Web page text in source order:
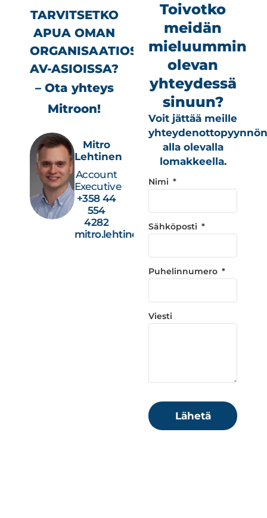
TARVITSETKO
APUA OMAN
ORGANISAATIOSI
AV-ASIOISSA?
– Ota yhteys
Mitroon!
Mitro
Lehtinen
Account
Executive
+358 44
554
4282
mitro.lehtinen@studiotec.fi
Toivotko
meidän
mieluummin
olevan
yhteydessä
sinuun?
Voit jättää meille
yhteydenottopyynnön
alla olevalla
lomakkeella.
Nimi
Sähköposti
Puhelinnumero
Viesti
Lähetä